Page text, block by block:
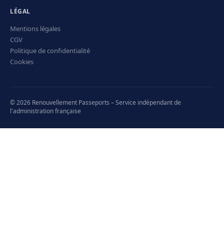
LÉGAL
Mentions légales
CGV
Politique de confidentialité
Cookies
© 2026 Renouvellement Passeports – Service indépendant de
l'administration française